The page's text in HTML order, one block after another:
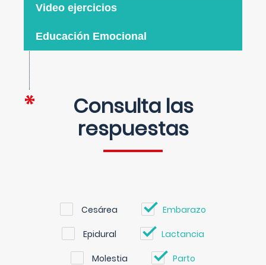
Video ejercicios
Educación Emocional
Consulta las
respuestas
Cesárea Embarazo
Epidural Lactancia
Molestia Parto